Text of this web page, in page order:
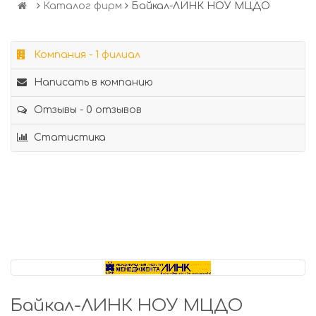
Каталог фирм Байкал-ЛИНК НОУ МЦДО
Компания - 1 филиал
Написать в компанию
Отзывы - 0 отзывов
Статистика
Байкал-ЛИНК НОУ МЦДО